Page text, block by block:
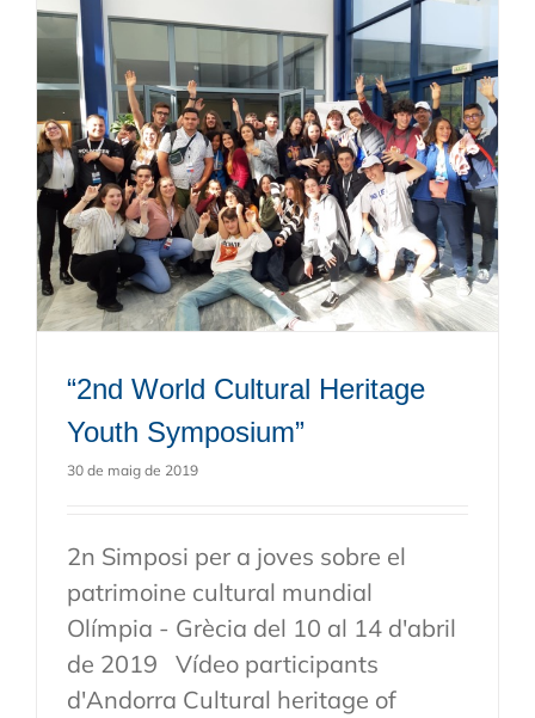
“2nd World Cultural Heritage
Youth Symposium”
30 de maig de 2019
2n Simposi per a joves sobre el
patrimoine cultural mundial
Olímpia - Grècia del 10 al 14 d'abril
de 2019 Vídeo participants
d'Andorra Cultural heritage of